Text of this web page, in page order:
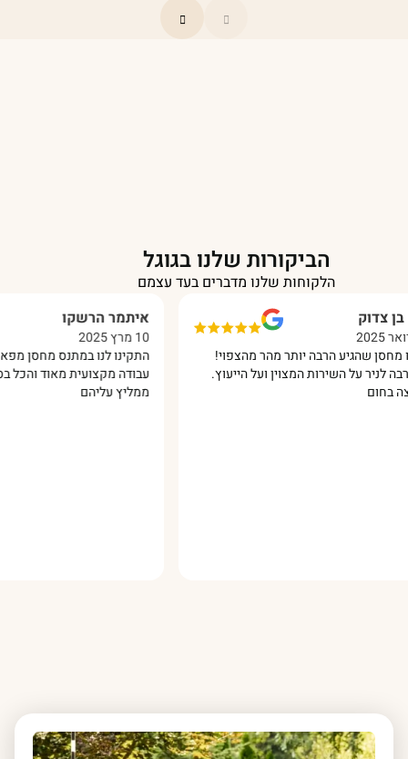
הביקורות שלנו בגוגל
הלקוחות שלנו מדברים בעד עצמם
הרבה יותר מהר מהצפוי!
על השירות המצוין ועל הייעוץ.
איתמר הרשקו
התקינו לנו במתנס מחסן מפאנל
עבודה מקצועית מאוד והכל בסבלנות
ממליץ עליהם